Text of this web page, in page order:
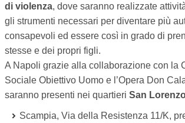
di violenza, dove saranno realizzate
gli strumenti necessari per diventare più
consapevoli ed essere così in grado di
stesse e dei propri figli.
A Napoli grazie alla collaborazione con la
Sociale Obiettivo Uomo e l’Opera Don
saranno presenti nei quartieri San
Scampia, Via della Resistenza 11/K,